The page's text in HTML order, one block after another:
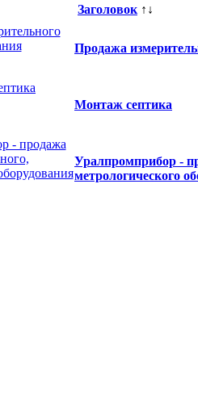
Заголовок ↑↓
Продажа
Монтаж септика
Уралпромприбор -
метрологического